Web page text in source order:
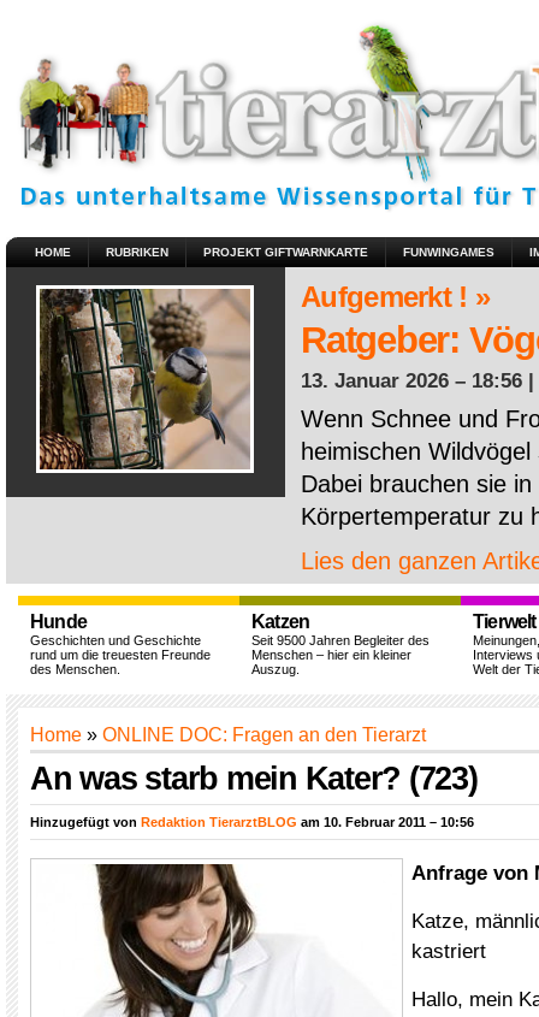
HOME RUBRIKEN PROJEKT GIFTWARNKARTE FUNWINGAMES
Aufgemerkt ! »
Ratgeber:
13. Januar 2026 – 18:56 |
Wenn Schnee und
heimischen
Dabei brauchen sie
Körpertemperatur zu
Lies den ganzen
Hunde
Geschichten und Geschichte
rund um die treuesten Freunde
des Menschen.
Katzen
Seit 9500 Jahren Begleiter des
Menschen – hier ein kleiner
Auszug.
Tierwelt
Interviews
Welt der
Home » ONLINE DOC: Fragen an den Tierarzt
An was starb mein Kater? (723)
Hinzugefügt von Redaktion TierarztBLOG am 10. Februar 2011 – 10:56
Anfrage von
Katze,
kastriert
Hallo, mein